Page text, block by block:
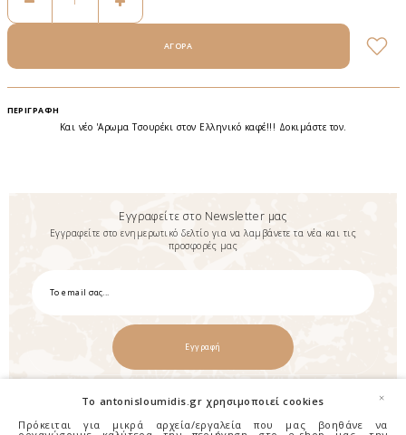
ΠΕΡΙΓΡΑΦΉ
Και νέο 'Αρωμα Τσουρέκι στον Ελληνικό καφέ!!! Δοκιμάστε τον.
Εγγραφείτε στο Newsletter μας
Εγγραφείτε στο ενημερωτικό δελτίο για να λαμβάνετε τα νέα και τις
προσφορές μας
Εγγραφή
×
To antonisloumidis.gr χρησιμοποιεί cookies
Πρόκειται για μικρά αρχεία/εργαλεία που μας βοηθάνε να